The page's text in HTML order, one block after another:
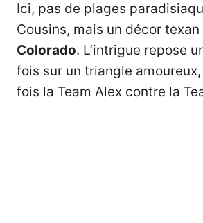
Ici, pas de plages
Cousins, mais un décor
Colorado. L’intrigue repose
fois sur un triangle
fois la Team Alex contre la